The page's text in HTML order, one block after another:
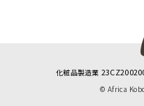
化粧品製造業
© Africa